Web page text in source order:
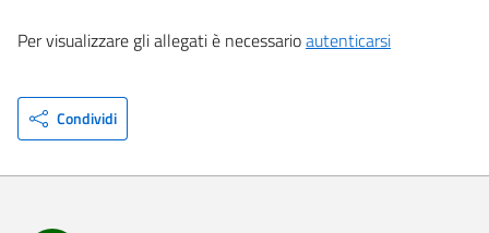
Per visualizzare gli allegati è necessarioautenticarsi
Condividi